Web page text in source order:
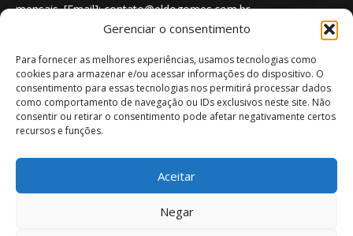
Gerenciar o consentimento
Para fornecer as melhores experiências, usamos tecnologias como
cookies para armazenar e/ou acessar informações do dispositivo. O
consentimento para essas tecnologias nos permitirá processar dados
como comportamento de navegação ou IDs exclusivos neste site. Não
consentir ou retirar o consentimento pode afetar negativamente certos
recursos e funções.
Aceitar
Negar
mensais. [Email]: contato@eldogomes.com.br
Portal EldoGomes.com.br | Entre os Blogs mais lidos de Brasília/DF. |